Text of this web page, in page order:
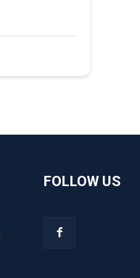
FOLLOW US